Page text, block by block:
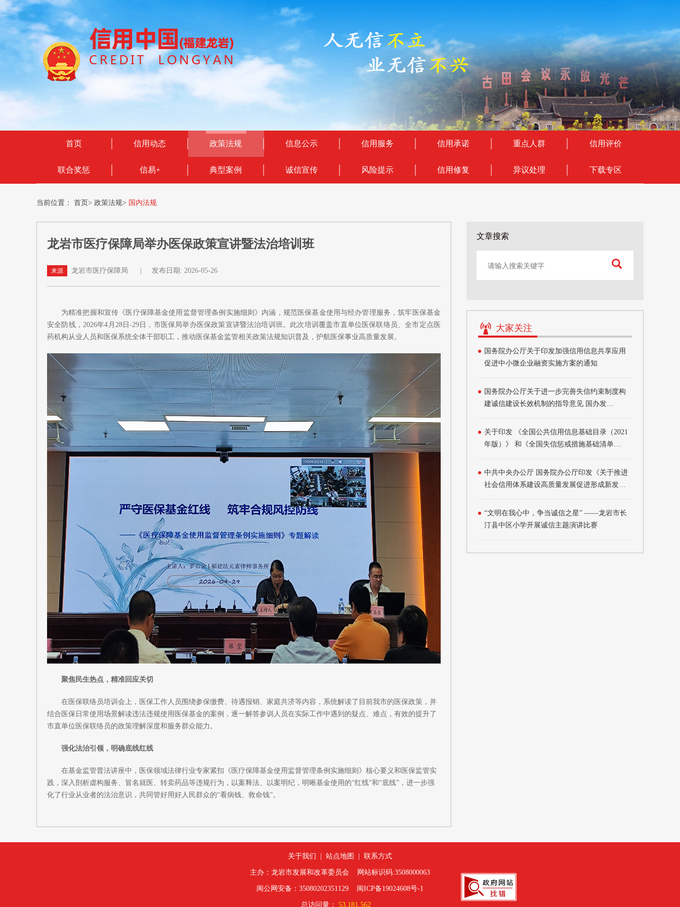
首页 信用动态 政策法规 信息公示 信用服务 信用承诺 重点人群 信用评价
联合奖惩 信易+ 典型案例 诚信宣传 风险提示 信用修复 异议处理 下载专区
当前位置： 首页> 政策法规> 国内法规
龙岩市医疗保障局举办医保政策宣讲暨法治培训班
来源 龙岩市医疗保障局 发布日期: 2026-05-26
为精准把握和宣传《医疗保障基金使用监督管理条例实施细则》内涵，规范医保基金使用与经办管理服务，筑牢医保基金
安全防线，2026年4月28日-29日，市医保局举办医保政策宣讲暨法治培训班。此次培训覆盖市直单位医保联络员、全市定点医
药机构从业人员和医保系统全体干部职工，推动医保基金监管相关政策法规知识普及，护航医保事业高质量发展。
聚焦民生热点，精准回应关切
在医保联络员培训会上，医保工作人员围绕参保缴费、待遇报销、家庭共济等内容，系统解读了目前我市的医保政策，并
结合医保日常使用场景解读违法违规使用医保基金的案例，逐一解答参训人员在实际工作中遇到的疑点、难点，有效的提升了
市直单位医保联络员的政策理解深度和服务群众能力。
强化法治引领，明确底线红线
在基金监管普法讲座中，医保领域法律行业专家紧扣《医疗保障基金使用监督管理条例实施细则》核心要义和医保监管实
践，深入剖析虚构服务、冒名就医、转卖药品等违规行为，以案释法、以案明纪，明晰基金使用的“红线”和“底线”，进一步强
化了行业从业者的法治意识，共同管好用好人民群众的“看病钱、救命钱”。
文章搜索
大家关注
国务院办公厅关于印发加强信用信息共享应用
促进中小微企业融资实施方案的通知
国务院办公厅关于进一步完善失信约束制度构
建诚信建设长效机制的指导意见 国办发
关于印发 《全国公共信用信息基础目录（2021
年版）》 和《全国失信惩戒措施基础清单
中共中央办公厅 国务院办公厅印发《关于推进
社会信用体系建设高质量发展促进形成新发展
“文明在我心中，争当诚信之星” ——龙岩市长
汀县中区小学开展诚信主题演讲比赛
关于我们 站点地图 联系方式
主办：龙岩市发展和改革委员会 网站标识码:3508000063
闽公网安备：35080202351129 闽ICP备19024608号-1
总访问量： 53,181,562